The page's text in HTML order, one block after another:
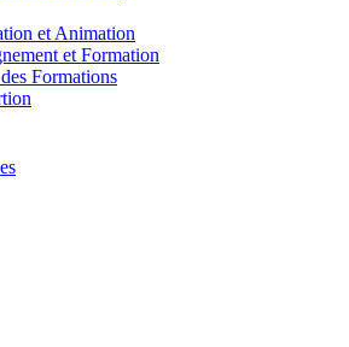
et Animation
et Formation
Formations